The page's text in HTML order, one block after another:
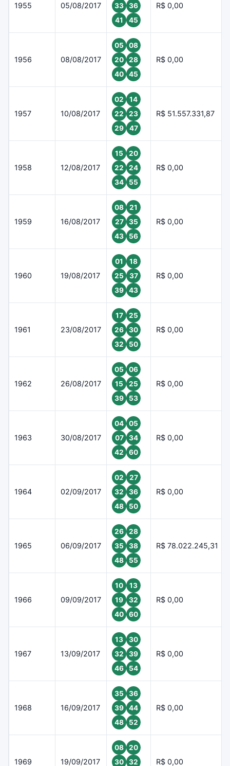
1955 05/08/2017
33
36
41
45
R$ 0,00
1956 08/08/2017
05
08
20
28
40
45
R$ 0,00
1957 10/08/2017
02
14
22
23
29
47
R$ 51.557.331,87
1958 12/08/2017
15
20
22
24
34
55
R$ 0,00
1959 16/08/2017
08
21
27
35
43
56
R$ 0,00
1960 19/08/2017
01
18
25
37
39
43
R$ 0,00
1961 23/08/2017
17
25
26
30
32
50
R$ 0,00
1962 26/08/2017
05
06
15
25
39
53
R$ 0,00
1963 30/08/2017
04
05
07
34
42
60
R$ 0,00
1964 02/09/2017
02
27
32
36
48
50
R$ 0,00
1965 06/09/2017
26
28
35
38
48
55
R$ 78.022.245,31
1966 09/09/2017
10
13
19
32
40
60
R$ 0,00
1967 13/09/2017
13
30
32
39
46
54
R$ 0,00
1968 16/09/2017
35
36
39
44
48
52
R$ 0,00
1969 19/09/2017
08
20
30
32 R$ 0,00